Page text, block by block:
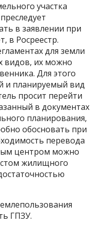
участка
в заявлении при
в Росреестр.
для земли
видов, их можно
Для этого
и планируемый вид
просит перейти
в документах
планирования,
обосновать при
перевода
центром можно
жилищного
ГПЗУ.